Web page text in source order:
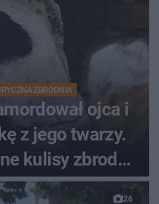
ZBRODNIA
ojca i
z jego twarzy.
kulisy zbrodni
Skawiną
26